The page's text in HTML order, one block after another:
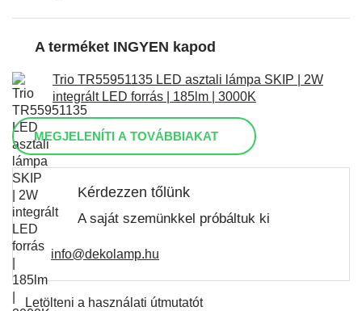
A terméket INGYEN kapod
Trio TR55951135 LED asztali lámpa SKIP | 2W
integrált LED forrás | 185lm | 3000K
MEGJELENÍTI A TOVÁBBIAKAT
Kérdezzen tőlünk
A saját szemünkkel próbáltuk ki
info@dekolamp.hu
Letölteni a használati útmutatót